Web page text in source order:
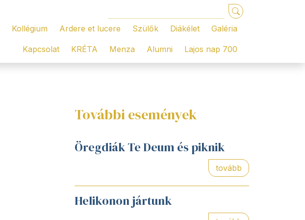
Kollégium Ardere et lucere Szülők Diákélet Galéria
Kapcsolat KRÉTA Menza Alumni Lajos nap 700
További események
Öregdiák Te Deum és piknik
tovább
Helikonon jártunk